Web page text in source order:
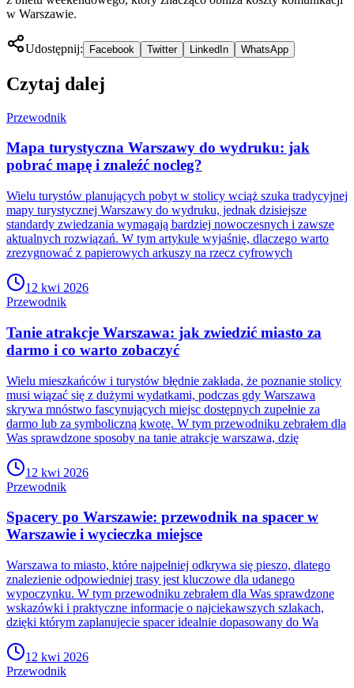
w Warszawie.
Udostępnij: Facebook Twitter LinkedIn WhatsApp
Czytaj dalej
Przewodnik
Mapa turystyczna Warszawy do wydruku: jak
pobrać mapę i znaleźć nocleg?
Wielu turystów planujących pobyt w stolicy wciąż szuka tradycyjnej
mapy turystycznej Warszawy do wydruku, jednak dzisiejsze
standardy zwiedzania wymagają bardziej nowoczesnych i zawsze
aktualnych rozwiązań. W tym artykule wyjaśnię, dlaczego warto
zrezygnować z papierowych arkuszy na rzecz cyfrowych
12 kwi 2026
Przewodnik
Tanie atrakcje Warszawa: jak zwiedzić miasto za
darmo i co warto zobaczyć
Wielu mieszkańców i turystów błędnie zakłada, że poznanie stolicy
musi wiązać się z dużymi wydatkami, podczas gdy Warszawa
skrywa mnóstwo fascynujących miejsc dostępnych zupełnie za
darmo lub za symboliczną kwotę. W tym przewodniku zebrałem dla
Was sprawdzone sposoby na tanie atrakcje warszawa, dzię
12 kwi 2026
Przewodnik
Spacery po Warszawie: przewodnik na spacer w
Warszawie i wycieczka miejsce
Warszawa to miasto, które najpełniej odkrywa się pieszo, dlatego
znalezienie odpowiedniej trasy jest kluczowe dla udanego
wypoczynku. W tym przewodniku zebrałem dla Was sprawdzone
wskazówki i praktyczne informacje o najciekawszych szlakach,
dzięki którym zaplanujecie spacer idealnie dopasowany do Wa
12 kwi 2026
Przewodnik